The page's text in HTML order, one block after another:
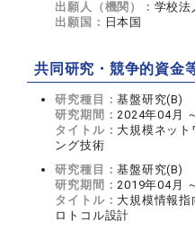
出願人（機関）： 学校法
出願国： 日本国
共同研究・競争的資金
研究種目：基盤研究(B)
研究期間： 2024年04月
タイトル： 大規模ネット
ング技術
研究種目：基盤研究(B)
研究期間： 2019年04月
タイトル： 大規模情報
ロトコル設計